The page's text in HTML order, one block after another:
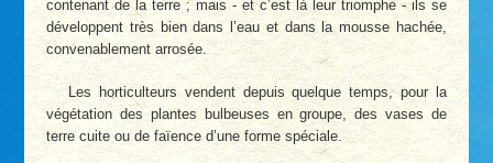
contenant de la terre ; mais - et c’est là leur triomphe - ils se
développent très bien dans l’eau et dans la mousse hachée,
convenablement arrosée.
Les horticulteurs vendent depuis quelque temps, pour la
végétation des plantes bulbeuses en groupe, des vases de
terre cuite ou de faïence d’une forme spéciale.